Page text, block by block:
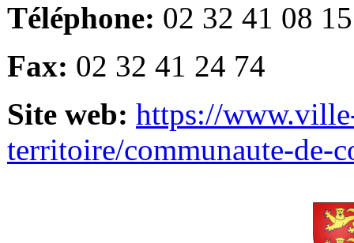
Téléphone: 02 32 41 08 15
Fax: 02 32 41 24 74
Site web: https://
territoire/communaute-de-